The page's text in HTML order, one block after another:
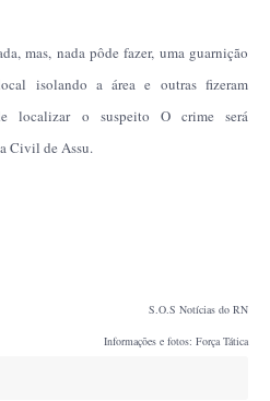
mas, nada pôde fazer, uma guarnição
isolando a área e outras fizeram
localizar o suspeito O crime será
Civil de Assu.
S.O.S Notícias do RN
Informações e fotos: Força Tática